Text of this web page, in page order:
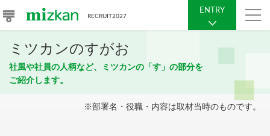
RECRUIT2027
ENTRY
ミツカンのすがお
社風や社員の人柄など、ミツカンの「す」の部分を
ご紹介します。
※部署名・役職・内容は取材当時のものです。